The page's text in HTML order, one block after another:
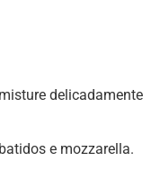
delicadamente
e mozzarella.